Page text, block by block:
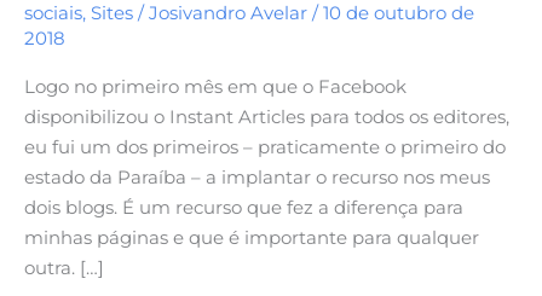
sociais, Sites /Josivandro Avelar /10 de outubro de
2018
Logo no primeiro mês em que o Facebook
disponibilizou o Instant Articles para todos os editores,
eu fui um dos primeiros – praticamente o primeiro do
estado da Paraíba – a implantar o recurso nos meus
dois blogs. É um recurso que fez a diferença para
minhas páginas e que é importante para qualquer
outra. […]